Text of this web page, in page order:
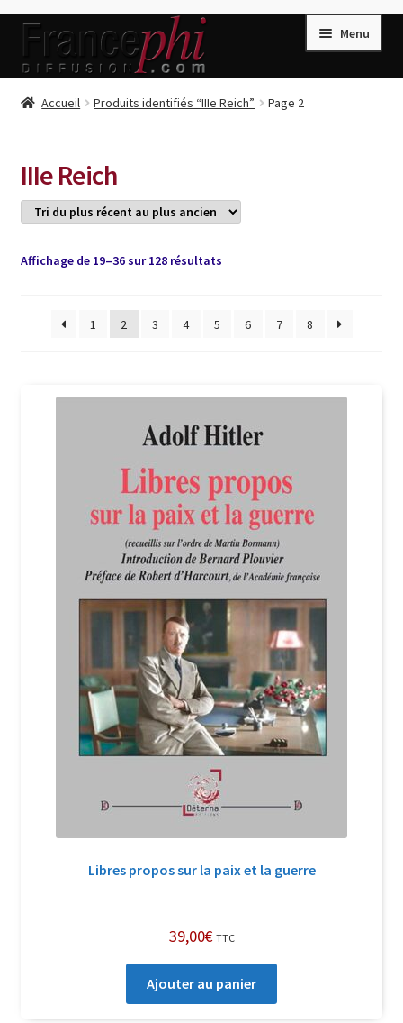
Aller
la
Aller
contenu
Menu
Accueil
Conditions de Vente
Connection
Listes d’Envies
Livres de Philippe Randa
Nous Contacter
Politique de confidentialité et cookies
Soutien à Philippe Randa
Suivi de la Commande
Accueil Produits identifiés “IIIe Reich” Page 2
IIIe Reich
Affichage de 19–36 sur 128 résultatsTrié
récent
1 2 3 4 5 6 7 8
Libres propos sur la paix et la guerre
39,00€ TTC
Ajouter au panier